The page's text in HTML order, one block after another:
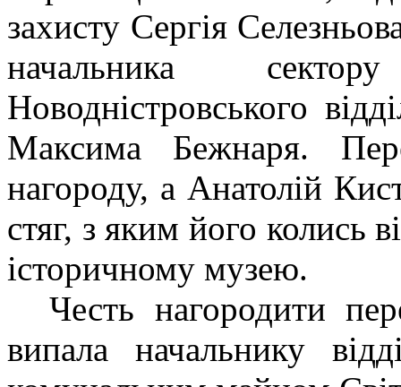
захисту Сергія
начальника
Новодністровського
Максима Бежнаря.
нагороду, а Анатолій
стяг, з яким його колись
історичному музею.
Честь нагородити
випала начальнику